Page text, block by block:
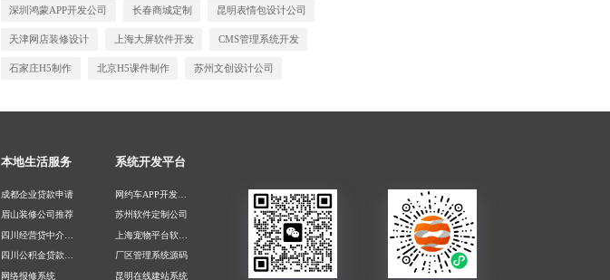
深圳鸿蒙APP开发公司 长春商城定制 昆明表情包设计公司
天津网店装修设计 上海大屏软件开发 CMS管理系统开发
石家庄H5制作 北京H5课件制作 苏州文创设计公司
本地生活服务
成都企业贷款申请
眉山装修公司推荐
四川公积金贷款中介公司
网络报修系统
系统开发平台
苏州软件定制公司
厂区管理系统源码
昆明在线建站系统